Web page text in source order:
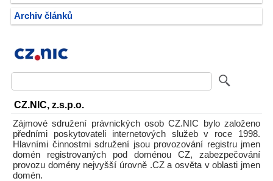
Archiv článků
CZ.NIC, z.s.p.o.
Zájmové sdružení právnických osob CZ.NIC bylo založeno
předními poskytovateli internetových služeb v roce 1998.
Hlavními činnostmi sdružení jsou provozování registru jmen
domén registrovaných pod doménou CZ, zabezpečování
provozu domény nejvyšší úrovně .CZ a osvěta v oblasti jmen
domén.